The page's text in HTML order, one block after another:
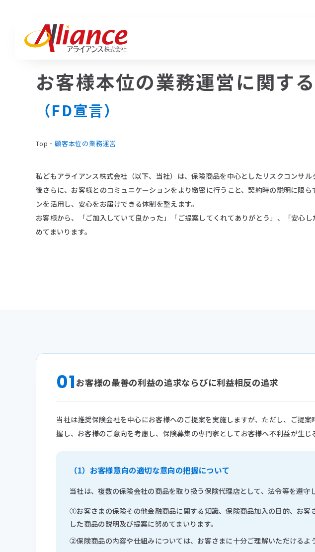
私たちについて
地域と、企業と、人の「そば」で
紡ぎ、編み出す。
Mission・Vision・Value
サービス一覧
採用・人材・保険・ブランディングまで、
あらゆる挑戦に、最適な答えを。
ハピワク・HR事業
お知らせ一覧
活動実績・ブログ・最新情報。
アライアンスの「いま」をお届けします。
活動実績
私たちについて
Mission・Vision・Value
サービス
ハピワク・HR事業
クリエイティブ事業
保険代理店事業
採用情報
お客様本位の業務運営に関す
（FD宣言）
Top ・顧客本位の業務運営
私どもアライアンス株式会社（以下、当社）は、保険商品を中心としたリスクコンサ
後さらに、お客様とのコミュニケーションをより緻密に行うこと、契約時の説明に限
ンを活用し、安心をお届けできる体制を整えます。
お客様から、「ご加入していて良かった」「ご提案してくれてありがとう」、「安心
めてまいります。
01 お客様の最善の利益の追求ならびに利益相反の追求
当社は推奨保険会社を中心にお客様へのご提案を実施しますが、ただし、ご提
握し、お客様のご意向を考慮し、保険募集の専門家としてお客様へ不利益が生じ
（1） お客様意向の適切な意向の把握について
当社は、複数の保険会社の商品を取り扱う保険代理店として、法令等を遵守
①お客さまの保険その他金融商品に関する知識、保険商品加入の目的、お
した商品の説明及び提案に努めてまいります。
②保険商品の内容や仕組みについては、お客さまに十分ご理解いただけるよ